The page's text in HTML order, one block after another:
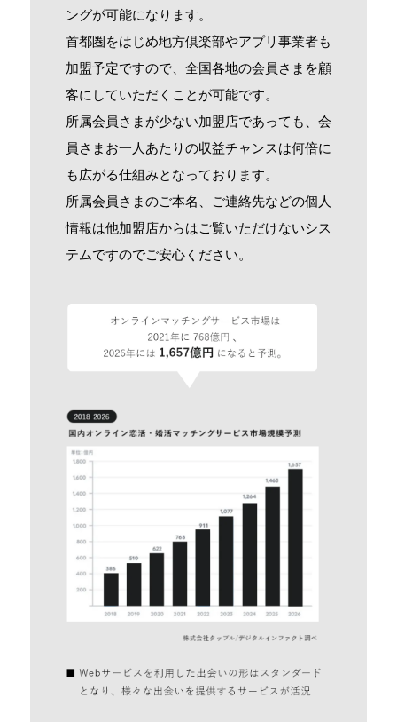
ングが可能になります。
首都圏をはじめ地方倶楽部やアプリ事業者も
加盟予定ですので、全国各地の会員さまを顧
客にしていただくことが可能です。
所属会員さまが少ない加盟店であっても、会
員さまお一人あたりの収益チャンスは何倍に
も広がる仕組みとなっております。
所属会員さまのご本名、ご連絡先などの個人
情報は他加盟店からはご覧いただけないシス
テムですのでご安心ください。